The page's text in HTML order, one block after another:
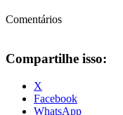
Comentários
Compartilhe isso:
X
Facebook
WhatsApp